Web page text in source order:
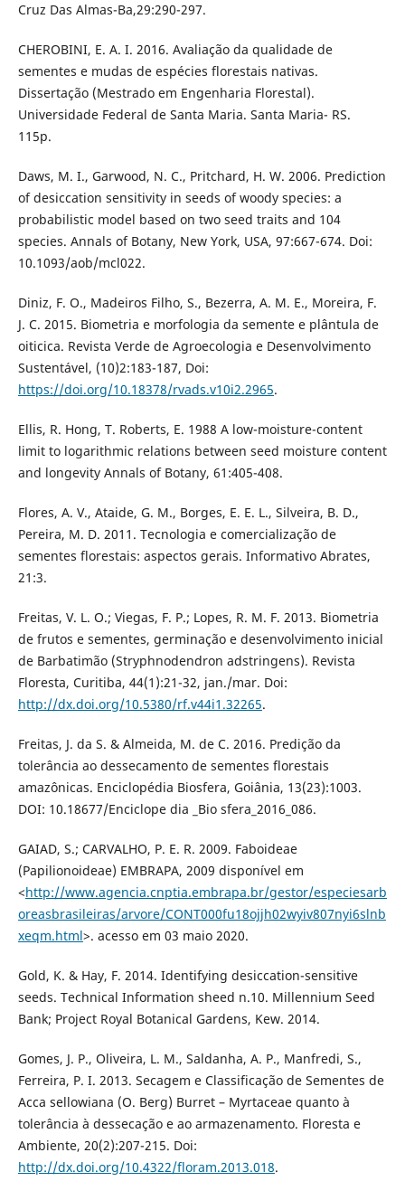
Cruz Das Almas-Ba,29:290-297.
CHEROBINI, E. A. I. 2016. Avaliação da qualidade de
sementes e mudas de espécies florestais nativas.
Dissertação (Mestrado em Engenharia Florestal).
Universidade Federal de Santa Maria. Santa Maria- RS.
115p.
Daws, M. I., Garwood, N. C., Pritchard, H. W. 2006. Prediction
of desiccation sensitivity in seeds of woody species: a
probabilistic model based on two seed traits and 104
species. Annals of Botany, New York, USA, 97:667-674. Doi:
10.1093/aob/mcl022.
Diniz, F. O., Madeiros Filho, S., Bezerra, A. M. E., Moreira, F.
J. C. 2015. Biometria e morfologia da semente e plântula de
oiticica. Revista Verde de Agroecologia e Desenvolvimento
Sustentável, (10)2:183-187, Doi:
https://doi.org/10.18378/rvads.v10i2.2965.
Ellis, R. Hong, T. Roberts, E. 1988 A low-moisture-content
limit to logarithmic relations between seed moisture content
and longevity Annals of Botany, 61:405-408.
Flores, A. V., Ataide, G. M., Borges, E. E. L., Silveira, B. D.,
Pereira, M. D. 2011. Tecnologia e comercialização de
sementes florestais: aspectos gerais. Informativo Abrates,
21:3.
Freitas, V. L. O.; Viegas, F. P.; Lopes, R. M. F. 2013. Biometria
de frutos e sementes, germinação e desenvolvimento inicial
de Barbatimão (Stryphnodendron adstringens). Revista
Floresta, Curitiba, 44(1):21-32, jan./mar. Doi:
http://dx.doi.org/10.5380/rf.v44i1.32265.
Freitas, J. da S. & Almeida, M. de C. 2016. Predição da
tolerância ao dessecamento de sementes florestais
amazônicas. Enciclopédia Biosfera, Goiânia, 13(23):1003.
DOI: 10.18677/Enciclope dia _Bio sfera_2016_086.
GAIAD, S.; CARVALHO, P. E. R. 2009. Faboideae
(Papilionoideae) EMBRAPA, 2009 disponível em
<http://www.agencia.cnptia.embrapa.br/gestor/especiesarb
oreasbrasileiras/arvore/CONT000fu18ojjh02wyiv807nyi6slnb
xeqm.html>. acesso em 03 maio 2020.
Gold, K. & Hay, F. 2014. Identifying desiccation-sensitive
seeds. Technical Information sheed n.10. Millennium Seed
Bank; Project Royal Botanical Gardens, Kew. 2014.
Gomes, J. P., Oliveira, L. M., Saldanha, A. P., Manfredi, S.,
Ferreira, P. I. 2013. Secagem e Classificação de Sementes de
Acca sellowiana (O. Berg) Burret – Myrtaceae quanto à
tolerância à dessecação e ao armazenamento. Floresta e
Ambiente, 20(2):207-215. Doi:
http://dx.doi.org/10.4322/floram.2013.018.